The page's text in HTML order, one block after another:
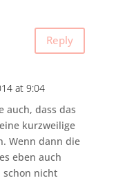
Reply
at 9:04
auch, dass das
kurzweilige
Wenn dann die
eben auch
nicht